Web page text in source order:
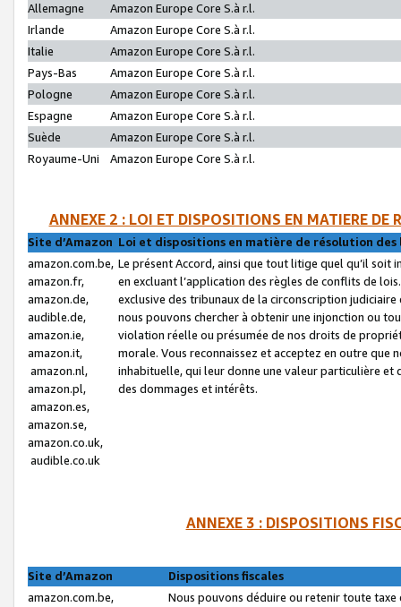
Allemagne
Amazon Europe Core S.à r.l.
Irlande
Amazon Europe Core S.à r.l.
Italie
Amazon Europe Core S.à r.l.
Pays-Bas
Amazon Europe Core S.à r.l.
Pologne
Amazon Europe Core S.à r.l.
Espagne
Amazon Europe Core S.à r.l.
Suède
Amazon Europe Core S.à r.l.
Royaume-Uni
Amazon Europe Core S.à r.l.
ANNEXE 2 : LOI ET DISPOSITIONS EN MATIERE DE
Site d’Amazon Loi et dispositions en matière de résolution
amazon.com.be,
amazon.fr,
amazon.de,
audible.de,
amazon.ie,
amazon.it,
amazon.nl,
amazon.pl,
amazon.es,
amazon.se,
amazon.co.uk,
audible.co.uk
Le présent Accord, ainsi que tout litige quel qu’il soit
en excluant l’application des règles de conflits de
exclusive des tribunaux de la circonscription
nous pouvons chercher à obtenir une injonction ou
violation réelle ou présumée de nos droits de
morale. Vous reconnaissez et acceptez en outre que
inhabituelle, qui leur donne une valeur particulière
des dommages et intérêts.
ANNEXE 3 : DISPOSITIONS
Site d’Amazon
Dispositions fiscales
amazon.com.be,
Nous pouvons déduire ou retenir toute